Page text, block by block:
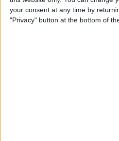
your consent at any time by
"Privacy" button at the bottom of
08.10.2021
LLENGUA